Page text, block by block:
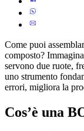
Come puoi
composto?
servono due ruote,
uno strumento
errori, migliora la
Cos’è una